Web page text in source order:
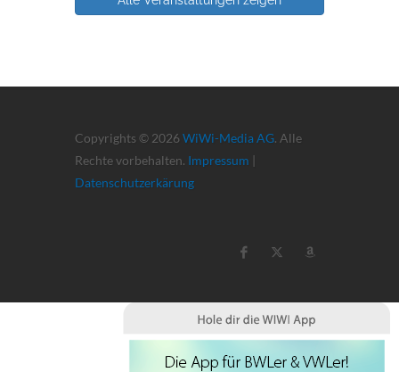
Copyrights © 2026 WiWi-Media AG. Alle
Rechte vorbehalten. Impressum |
Datenschutzerkärung